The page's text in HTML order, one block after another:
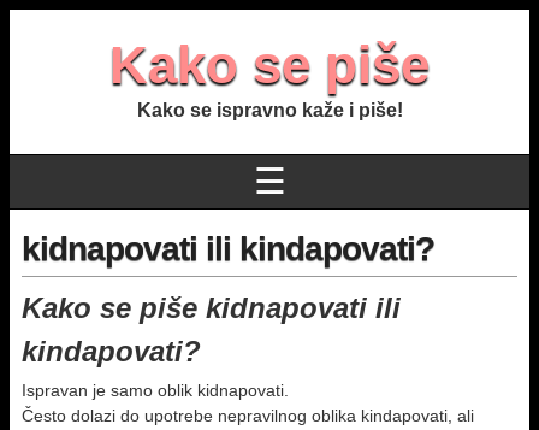
Kako se piše
Kako se ispravno kaže i piše!
☰
kidnapovati ili kindapovati?
Kako se piše kidnapovati ili
kindapovati?
Ispravan je samo oblik kidnapovati.
Često dolazi do upotrebe nepravilnog oblika kindapovati, ali